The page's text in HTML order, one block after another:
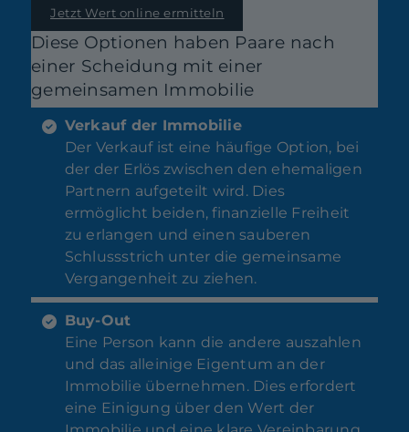
Jetzt Wert online ermitteln
Diese Optionen haben Paare nach
einer Scheidung mit einer
gemeinsamen Immobilie
Verkauf der Immobilie
Der Verkauf ist eine häufige Option, bei
der der Erlös zwischen den ehemaligen
Partnern aufgeteilt wird. Dies
ermöglicht beiden, finanzielle Freiheit
zu erlangen und einen sauberen
Schlussstrich unter die gemeinsame
Vergangenheit zu ziehen.
Buy-Out
Eine Person kann die andere auszahlen
und das alleinige Eigentum an der
Immobilie übernehmen. Dies erfordert
eine Einigung über den Wert der